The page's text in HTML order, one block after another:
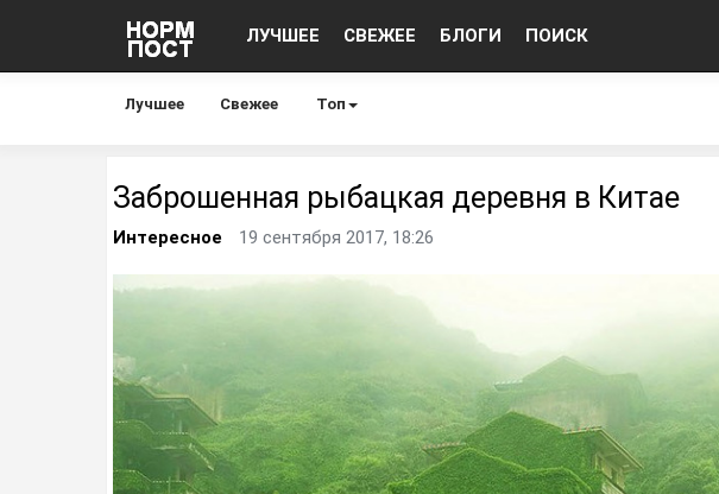
ЛУЧШЕЕ СВЕЖЕЕ БЛОГИ ПОИСК
Лучшее Свежее Топ
Заброшенная рыбацкая деревня в Китае
Интересное 19 сентября 2017, 18:26